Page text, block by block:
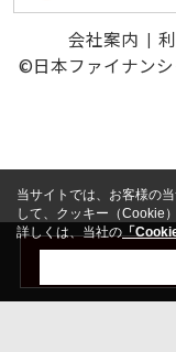
会社案内
©日本ファイナン
当サイトでは、お客様の
して、クッキー（Cookie
詳しくは、当社の「